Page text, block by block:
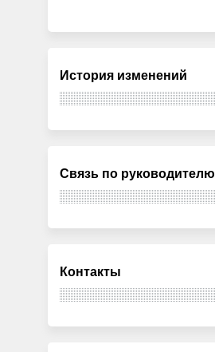
История изменений
Связь по руководителю
Контакты